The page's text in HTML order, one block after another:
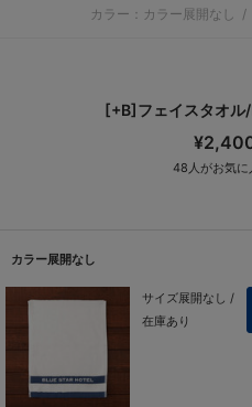
カラー：カラー展開なし /
[+B]フェイスタオル/
48 人がお気
カラー展開なし
サイズ展開なし /
在庫あり